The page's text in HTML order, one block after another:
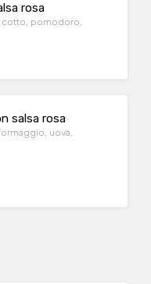
rosa
cotto, pomodoro,
salsa rosa
uova,